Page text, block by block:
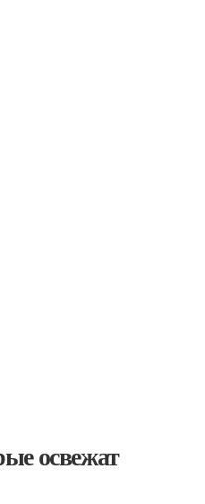
освежат